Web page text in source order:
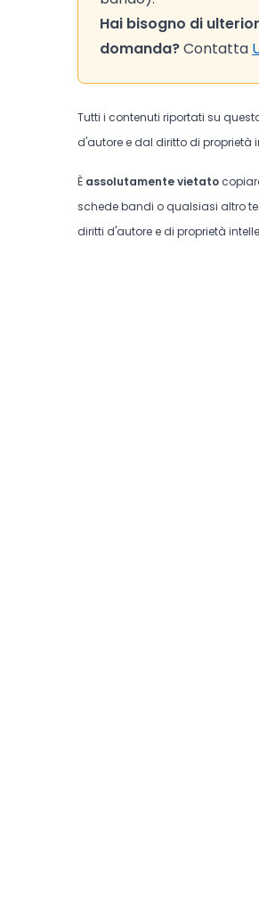
Hai bisogno di
domanda?Contatta
Tutti i contenuti riportati su
d'autore e dal diritto di proprietà
È assolutamente vietato
schede bandi o qualsiasi altro
diritti d'autore e di proprietà